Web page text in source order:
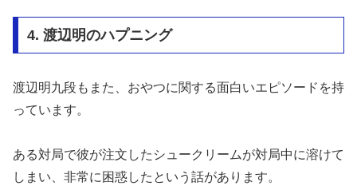
4. 渡辺明のハプニング
渡辺明九段もまた、おやつに関する面白いエピソードを持
っています。
ある対局で彼が注文したシュークリームが対局中に溶けて
しまい、非常に困惑したという話があります。